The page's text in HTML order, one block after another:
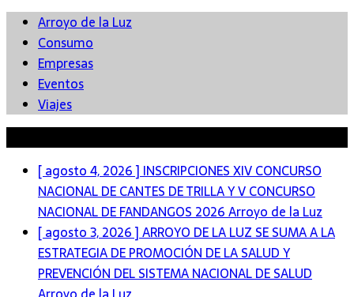
Arroyo de la Luz
Consumo
Empresas
Eventos
Viajes
[ agosto 4, 2026 ] INSCRIPCIONES XIV CONCURSO
NACIONAL DE CANTES DE TRILLA Y V CONCURSO
NACIONAL DE FANDANGOS 2026Arroyo de la Luz
[ agosto 3, 2026 ]ARROYO DE LA LUZ SE SUMA A LA
ESTRATEGIA DE PROMOCIÓN DE LA SALUD Y
PREVENCIÓN DEL SISTEMA NACIONAL DE SALUD